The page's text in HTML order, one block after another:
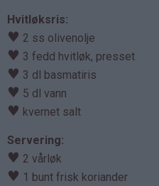
Hvitløksris:
♥ 2 ss olivenolje
♥ 3 fedd hvitløk, presset
♥ 3 dl basmatiris
♥ 5 dl vann
♥ kvernet salt
Servering:
♥ 2 vårløk
♥ 1 bunt frisk koriander